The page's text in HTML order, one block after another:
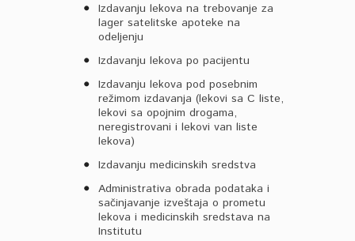
Izdavanju lekova na trebovanje za
lager satelitske apoteke na
odeljenju
Izdavanju lekova po pacijentu
Izdavanju lekova pod posebnim
režimom izdavanja (lekovi sa C liste,
lekovi sa opojnim drogama,
neregistrovani i lekovi van liste
lekova)
Izdavanju medicinskih sredstva
Administrativa obrada podataka i
sačinjavanje izveštaja o prometu
lekova i medicinskih sredstava na
Institutu